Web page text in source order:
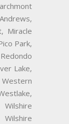
Miracle
Park,
Lake,
Western